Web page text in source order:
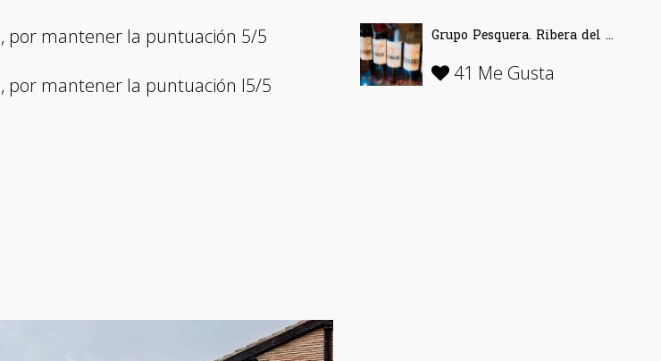
, por mantener la puntuación 5/5
, por mantener la puntuación l5/5
Grupo Pesquera. Ribera del Duero
41 Me Gusta